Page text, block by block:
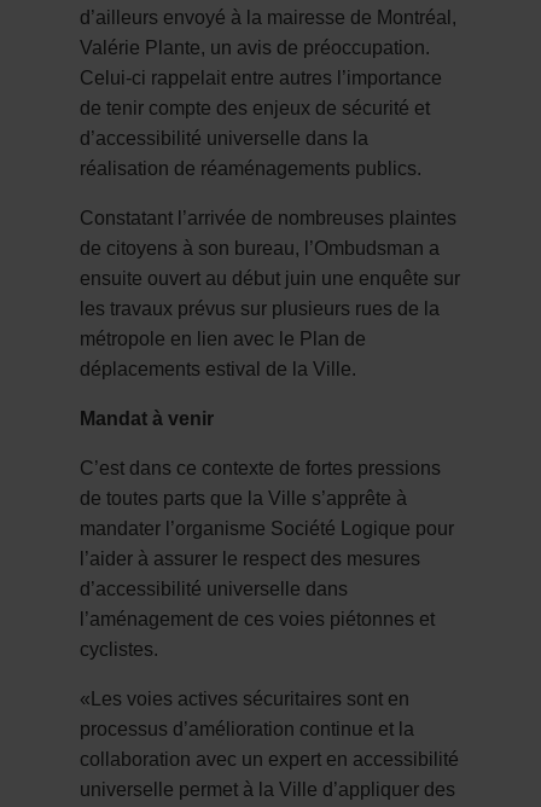
d’ailleurs envoyé à la mairesse de Montréal,
Valérie Plante, un avis de préoccupation.
Celui-ci rappelait entre autres l’importance
de tenir compte des enjeux de sécurité et
d’accessibilité universelle dans la
réalisation de réaménagements publics.
Constatant l’arrivée de nombreuses plaintes
de citoyens à son bureau, l’Ombudsman a
ensuite ouvert au début juin une enquête sur
les travaux prévus sur plusieurs rues de la
métropole en lien avec le Plan de
déplacements estival de la Ville.
Mandat à venir
C’est dans ce contexte de fortes pressions
de toutes parts que la Ville s’apprête à
mandater l’organisme Société Logique pour
l’aider à assurer le respect des mesures
d’accessibilité universelle dans
l’aménagement de ces voies piétonnes et
cyclistes.
«Les voies actives sécuritaires sont en
processus d’amélioration continue et la
collaboration avec un expert en accessibilité
universelle permet à la Ville d’appliquer des